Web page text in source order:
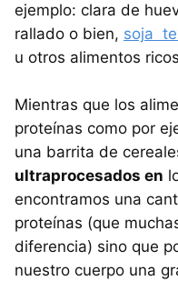
ejemplo: clara de
rallado o bien, soja
u otros alimentos
Mientras que los
proteínas como por
una barrita de
ultraprocesados en
encontramos una
proteínas (que
diferencia) sino que
nuestro cuerpo una